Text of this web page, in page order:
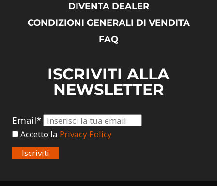
DIVENTA DEALER
CONDIZIONI GENERALI DI VENDITA
FAQ
ISCRIVITI ALLA
NEWSLETTER
Email*
Accetto la Privacy Policy
Iscriviti